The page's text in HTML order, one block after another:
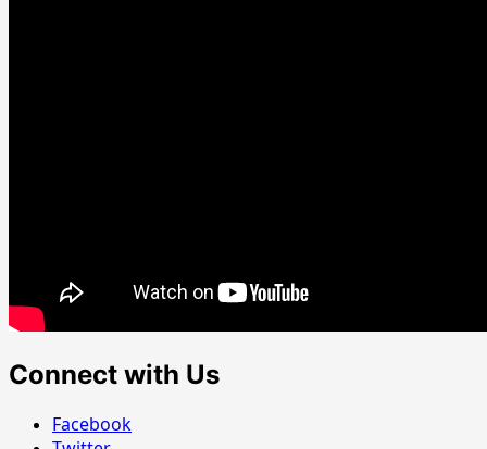
Connect with Us
Facebook